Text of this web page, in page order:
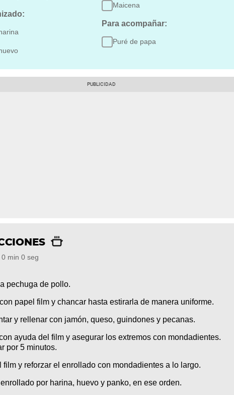
Maicena
Para acompañar:
Puré de papa
0 min 0 seg
pechuga de pollo.
papel film y chancar hasta estirarla de manera uniforme.
y rellenar con jamón, queso, guindones y pecanas.
ayuda del film y asegurar los extremos con mondadientes.
por 5 minutos.
film y reforzar el enrollado con mondadientes a lo largo.
por harina, huevo y panko, en ese orden.